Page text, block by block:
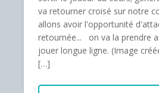
va retourner croisé sur notre
allons avoir l'opportunité
retournée... on va la prendre
jouer longue ligne. (Image
[…]